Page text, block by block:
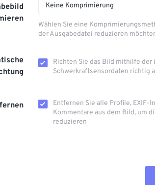
Keine Komprimierung
Wählen Sie eine
der Ausgabedatei reduzieren
Richten Sie das Bild mithilfe der
Schwerkraftsensordaten richtig
Entfernen Sie alle Profile, EXIF-
Kommentare aus dem Bild, um
reduzieren